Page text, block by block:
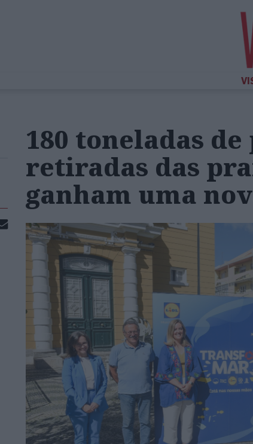
180 toneladas
retiradas das
ganham uma